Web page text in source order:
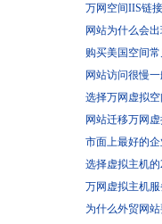
万网空间IIS链
网站为什么会出
购买美国空间
网站访问很慢
选择万网虚拟
网站迁移万网
市面上最好的
选择虚拟主机
万网虚拟主机
为什么外贸网